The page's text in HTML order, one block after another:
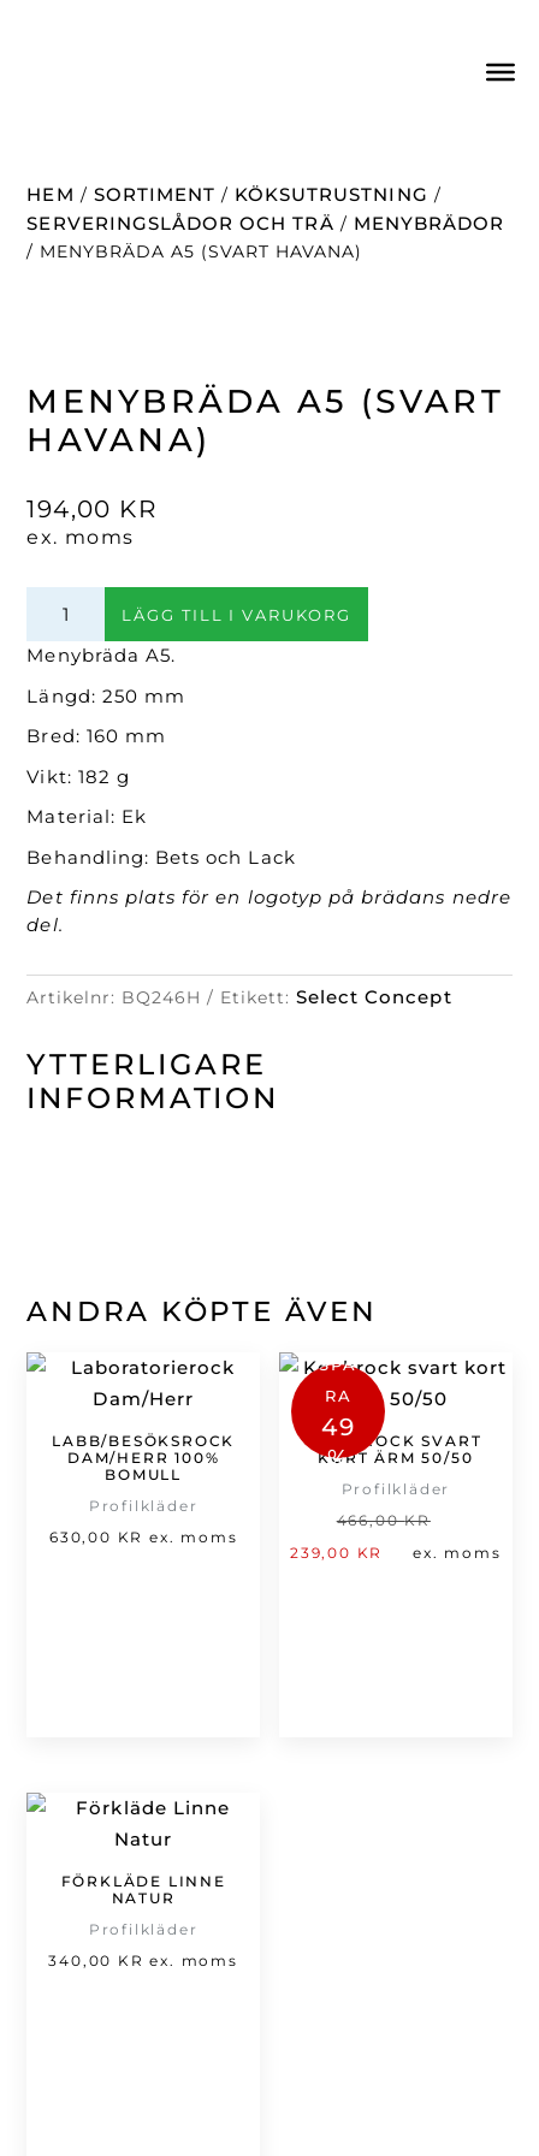
HEM / SORTIMENT / KÖKSUTRUSTNING /
SERVERINGSLÅDOR OCH TRÄ / MENYBRÄDOR
/ MENYBRÄDA A5 (SVART HAVANA)
MENYBRÄDA A5 (SVART
HAVANA)
Menybräda A5.
Längd: 250 mm
Bred: 160 mm
Vikt: 182 g
Material: Ek
Behandling: Bets och Lack
Det finns plats för en logotyp på brädans nedre
del.
Artikelnr: BQ246H Etikett: Select Concept
YTTERLIGARE
INFORMATION
194,00 KR
ex. moms
(Svart
mängd
LÄGG TILL I VARUKORG
ANDRA KÖPTE ÄVEN
LABB/BESÖKSROCK
DAM/HERR 100%
BOMULL
Profilkläder
630,00 KR ex. moms
SPA
RA
49
%
KOCKROCK SVART
KORT ÄRM 50/50
Profilkläder
466,00KR
239,00 KR
Det
ex. moms
FÖRKLÄDE LINNE
NATUR
Profilkläder
340,00 KR ex. moms